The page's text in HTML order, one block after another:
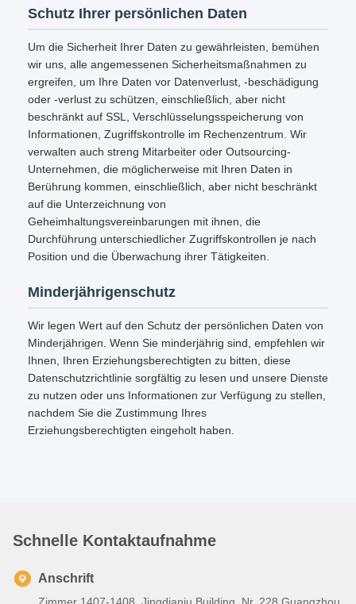
Schutz Ihrer persönlichen Daten
Um die Sicherheit Ihrer Daten zu gewährleisten, bemühen
wir uns, alle angemessenen Sicherheitsmaßnahmen zu
ergreifen, um Ihre Daten vor Datenverlust, -beschädigung
oder -verlust zu schützen, einschließlich, aber nicht
beschränkt auf SSL, Verschlüsselungsspeicherung von
Informationen, Zugriffskontrolle im Rechenzentrum. Wir
verwalten auch streng Mitarbeiter oder Outsourcing-
Unternehmen, die möglicherweise mit Ihren Daten in
Berührung kommen, einschließlich, aber nicht beschränkt
auf die Unterzeichnung von
Geheimhaltungsvereinbarungen mit ihnen, die
Durchführung unterschiedlicher Zugriffskontrollen je nach
Position und die Überwachung ihrer Tätigkeiten.
Minderjährigenschutz
Wir legen Wert auf den Schutz der persönlichen Daten von
Minderjährigen. Wenn Sie minderjährig sind, empfehlen wir
Ihnen, Ihren Erziehungsberechtigten zu bitten, diese
Datenschutzrichtlinie sorgfältig zu lesen und unsere Dienste
zu nutzen oder uns Informationen zur Verfügung zu stellen,
nachdem Sie die Zustimmung Ihres
Erziehungsberechtigten eingeholt haben.
Schnelle Kontaktaufnahme
Anschrift